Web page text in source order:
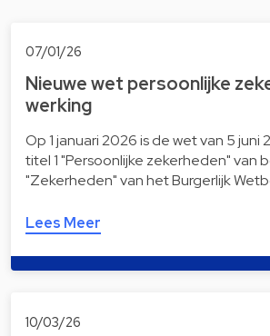
07/01/26
Nieuwe wet persoonlijke
werking
Op 1 januari 2026 is de wet van 5
titel 1 "Persoonlijke zekerheden" van
"Zekerheden" van het Burgerlijk
Lees Meer
10/03/26